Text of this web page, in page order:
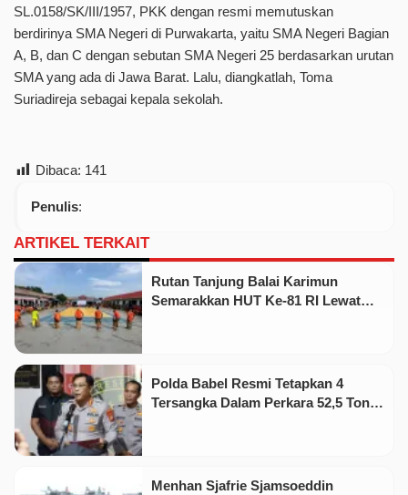
SL.0158/SK/III/1957, PKK dengan resmi memutuskan
berdirinya SMA Negeri di Purwakarta, yaitu SMA Negeri Bagian
A, B, dan C dengan sebutan SMA Negeri 25 berdasarkan urutan
SMA yang ada di Jawa Barat. Lalu, diangkatlah, Toma
Suriadireja sebagai kepala sekolah.
Dibaca: 141
Penulis:
ARTIKEL TERKAIT
Rutan Tanjung Balai Karimun
Semarakkan HUT Ke-81 RI Lewat
Polda Babel Resmi Tetapkan 4
Tersangka Dalam Perkara 52,5 Ton
Menhan Sjafrie Sjamsoeddin